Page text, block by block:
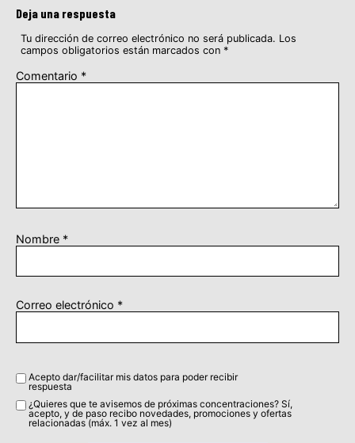
Deja una respuesta
Tu dirección de correo electrónico no será publicada. Los
campos obligatorios están marcados con *
Comentario *
Nombre *
Correo electrónico *
Acepto dar/facilitar mis datos para poder recibir
respuesta
¿Quieres que te avisemos de próximas concentraciones? Sí,
acepto, y de paso recibo novedades, promociones y ofertas
relacionadas (máx. 1 vez al mes)